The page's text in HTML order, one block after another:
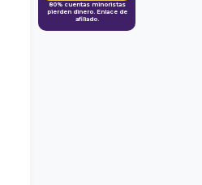
80% cuentas minoristas
pierden dinero. Enlace de
afiliado.